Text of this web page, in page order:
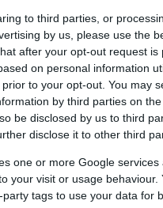
to third parties, or
by us, please use the
after your opt-out request is
on personal information
to your opt-out. You may
by third parties on the
be disclosed by us to third
disclose it to other third
one or more Google
your visit or usage behaviour.
tags to use your data for